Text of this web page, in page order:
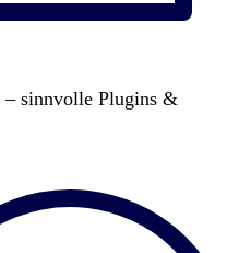
– sinnvolle Plugins &